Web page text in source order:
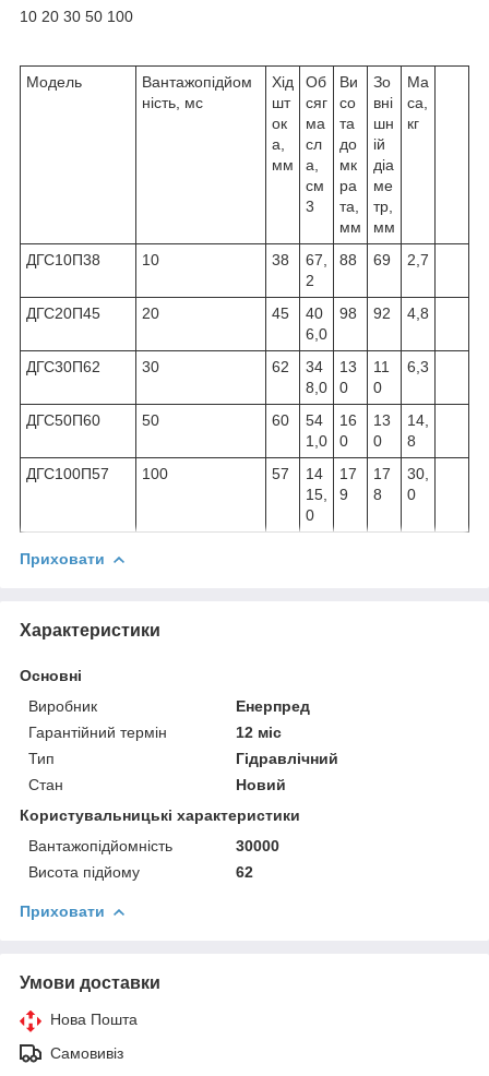
10 20 30 50 100
Модель
Вантажопідйом
ність, мс
Хід
шт
ок
а,
мм
Об
сяг
ма
сл
а,
см
3
Ви
со
та
до
мк
ра
та,
мм
Зо
вні
шн
ій
діа
ме
тр,
мм
Ма
са,
кг
ДГС10П38 10 38
67,
2
88 69 2,7
ДГС20П45 20 45
40
6,0
98 92 4,8
ДГС30П62 30 62
34
8,0
13
0
11
0
6,3
ДГС50П60 50 60
54
1,0
16
0
13
0
14,
8
ДГС100П57
100 57
14
15,
0
17
9
17
8
30,
0
Приховати
Характеристики
Основні
Виробник
Енерпред
Гарантійний термін
12 міс
Тип
Гідравлічний
Стан
Новий
Користувальницькі характеристики
Вантажопідйомність
30000
Висота підйому
62
Приховати
Умови доставки
Нова Пошта
Самовивіз